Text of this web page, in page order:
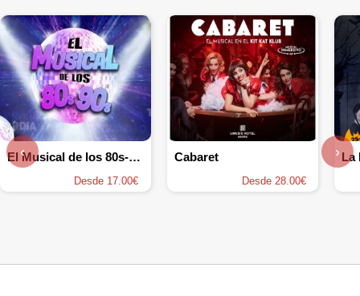
El Musical de los 80s-90s
Desde 17.00€
Cabaret
Desde 28.00€
‹ ›